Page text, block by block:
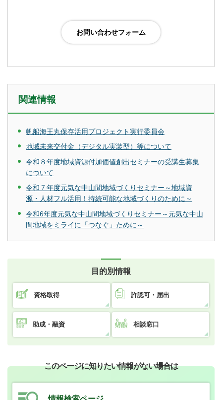
関連情報
帆船海王丸保存活用プロジェクト実行委員会
地域未来交付金（デジタル実装型）等について
令和８年度地域資源付加価値創出セミナーの受講生募集
について
令和７年度元気な中山間地域づくりセミナー～地域資
源・人材フル活用！持続可能な地域づくりのために～
令和6年度元気な中山間地域づくりセミナー～元気な中山
間地域をミライに「つなぐ」ために～
目的別情報
資格取得 許認可・届出
助成・融資 相談窓口
このページに知りたい情報がない場合は